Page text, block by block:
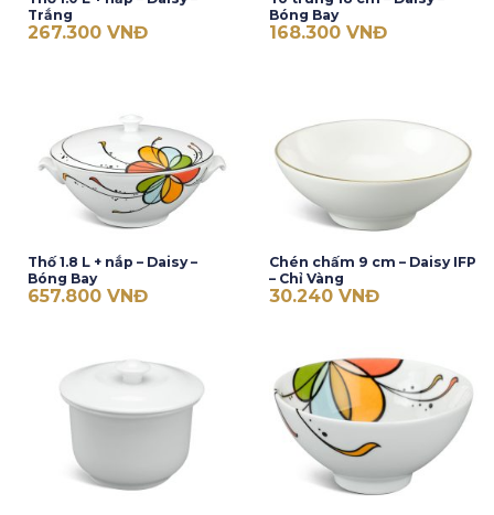
Trắng
267.300 VNĐ
Bóng Bay
168.300 VNĐ
Thố 1.8 L + nắp – Daisy –
Bóng Bay
657.800 VNĐ
Chén chấm 9 cm – Daisy IFP
– Chỉ Vàng
30.240 VNĐ